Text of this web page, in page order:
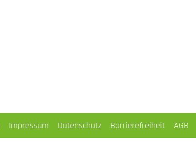
Impressum Datenschutz Barrierefreiheit AGB